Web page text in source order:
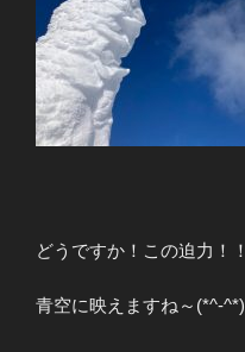
どうですか！この迫力！！
青空に映えますね～(*^-^*)